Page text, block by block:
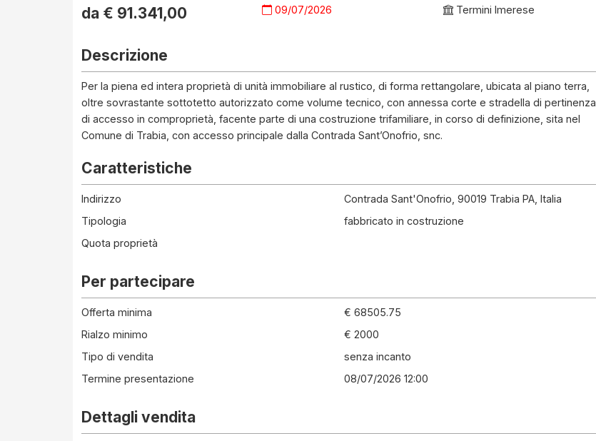
da € 91.341,00
09/07/2026
Termini Imerese
Descrizione
Per la piena ed intera proprietà di unità immobiliare al rustico, di forma rettangolare, ubicata al piano terra,
oltre sovrastante sottotetto autorizzato come volume tecnico, con annessa corte e stradella di pertinenza
di accesso in comproprietà, facente parte di una costruzione trifamiliare, in corso di definizione, sita nel
Comune di Trabia, con accesso principale dalla Contrada Sant’Onofrio, snc.
Caratteristiche
Indirizzo
Contrada Sant'Onofrio, 90019 Trabia PA, Italia
Tipologia
fabbricato in costruzione
Quota proprietà
Per partecipare
Offerta minima
€ 68505.75
Rialzo minimo
€ 2000
Tipo di vendita
senza incanto
Termine presentazione
08/07/2026 12:00
Dettagli vendita